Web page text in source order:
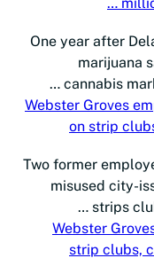
One year after
marijuana
cannabis
Webster Groves
on strip
Two former
misused city-
strips
Webster
strip clubs,